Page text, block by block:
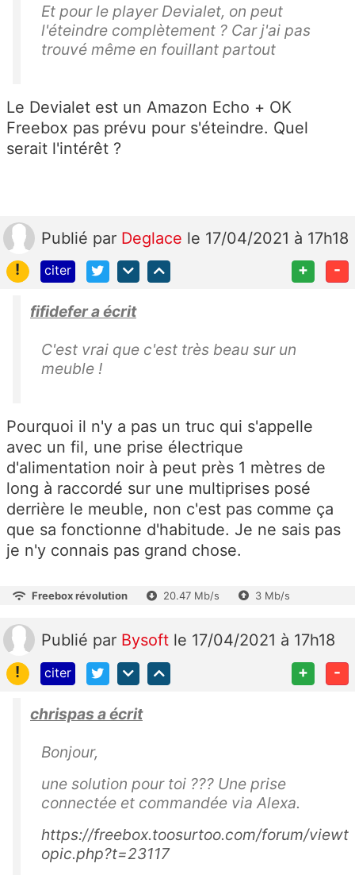
Et pour le player Devialet, on peut
l'éteindre complètement ? Car j'ai pas
trouvé même en fouillant partout
Le Devialet est un Amazon Echo + OK
Freebox pas prévu pour s'éteindre. Quel
serait l'intérêt ?
Publié par Deglace le 17/04/2021 à 17h18
!
citer + -
fifidefer a écrit
C'est vrai que c'est très beau sur un
meuble !
Pourquoi il n'y a pas un truc qui s'appelle
avec un fil, une prise électrique
d'alimentation noir à peut près 1 mètres de
long à raccordé sur une multiprises posé
derrière le meuble, non c'est pas comme ça
que sa fonctionne d'habitude. Je ne sais pas
je n'y connais pas grand chose.
Freebox révolution 20.47 Mb/s 3 Mb/s
Publié par Bysoft le 17/04/2021 à 17h18
!
citer + -
chrispas a écrit
Bonjour,
une solution pour toi ??? Une prise
connectée et commandée via Alexa.
https://freebox.toosurtoo.com/forum/viewt
opic.php?t=23117